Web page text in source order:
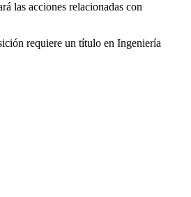
las acciones relacionadas con
requiere un título en Ingeniería